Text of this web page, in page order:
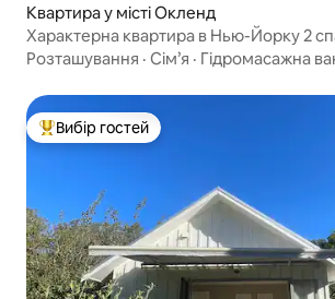
Квартира у місті Окленд
Характерна квартира в Нью-Йорку 2
Басейн на даху Велика тераса
Розташування · Сім’я · Гідромасажна
Топ вибір гостей
Вибір гостей